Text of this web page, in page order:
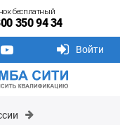
бесплатный
350 94 34
Войти